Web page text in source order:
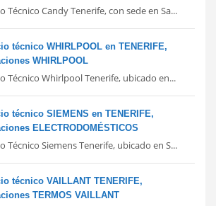
Técnico Candy Tenerife, con sede en Sa...
técnico WHIRLPOOL en TENERIFE,
WHIRLPOOL
Técnico Whirlpool Tenerife, ubicado en...
técnico SIEMENS en TENERIFE,
ELECTRODOMÉSTICOS
Técnico Siemens Tenerife, ubicado en S...
técnico VAILLANT TENERIFE,
TERMOS VAILLANT